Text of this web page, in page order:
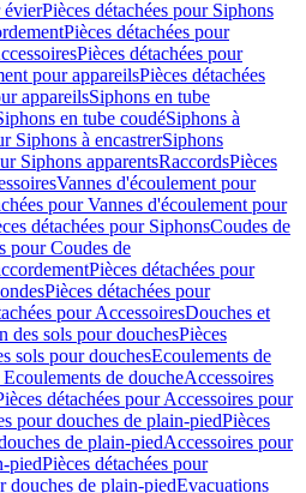
évierPièces détachées pour Siphons
Pièces détachées pour
Pièces détachées pour
pour appareilsPièces détachées
appareilsSiphons en tube
en tube coudéSiphons à
Siphons à encastrerSiphons
Siphons apparentsRaccordsPièces
Vannes d'écoulement pour
pour Vannes d'écoulement pour
détachées pour SiphonsCoudes de
pour Coudes de
Pièces détachées pour
Pièces détachées pour
pour AccessoiresDouches et
des sols pour douchesPièces
sols pour douchesEcoulements de
de doucheAccessoires
détachées pour Accessoires pour
pour douches de plain-piedPièces
de plain-piedAccessoires pour
piedPièces détachées pour
douches de plain-piedEvacuations